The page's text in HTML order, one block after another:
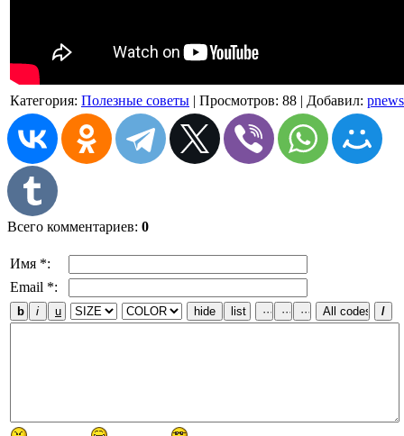
Категория: Полезные советы | Просмотров: 88 | Добавил: pnews
Всего комментариев: 0
Имя *:
Email *: